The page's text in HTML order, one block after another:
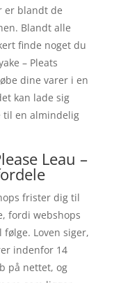
er blandt de
Blandt alle
finde noget du
– Pleats
dine varer i en
kan lade sig
til en almindelig
Leau –
frister dig til
fordi webshops
Loven siger,
indenfor 14
på nettet, og